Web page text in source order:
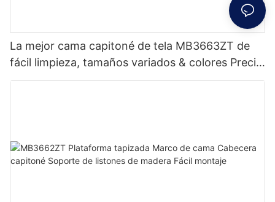
La mejor cama capitoné de tela MB3663ZT de
fácil limpieza, tamaños variados & colores Precio
de fábrica - Muebles JLH